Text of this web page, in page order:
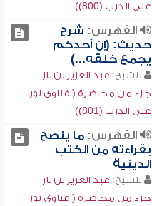
على الدرب (800))
الفهرس: شرح
حديث: (إن أحدكم
يجمع خلقه...)
للشيخ: عبد العزيز بن باز
جزء من محاضرة ( فتاوى نور
على الدرب (801))
الفهرس:ما ينصح
بقراءته من الكتب
الدينية
للشيخ: عبد العزيز بن باز
جزء من محاضرة ( فتاوى نور